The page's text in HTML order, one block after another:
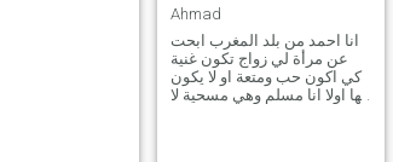
Ahmad
انا احمد من بلد المغرب ابحت
عن مرأة لي زواج تكون غنية
كي اكون حب ومتعة او لا يكون
لها اولا انا مسلم وهي مسحية لا